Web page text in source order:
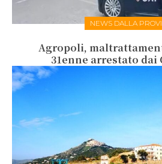
NEWS DALLA
Agropoli,
31enne arrestato